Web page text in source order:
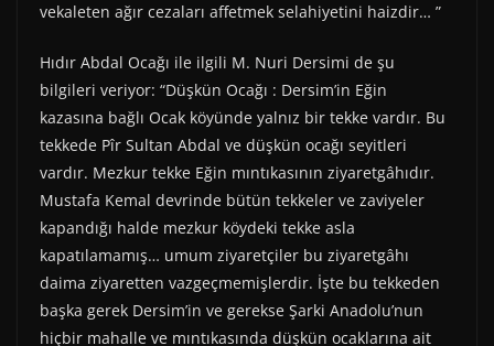
vekaleten ağır cezaları affetmek selahiyetini haizdir… ”
Hıdır Abdal Ocağı ile ilgili M. Nuri Dersimi de şu
bilgileri veriyor: “Düşkün Ocağı : Dersim’in Eğin
kazasına bağlı Ocak köyünde yalnız bir tekke vardır. Bu
tekkede Pîr Sultan Abdal ve düşkün ocağı seyitleri
vardır. Mezkur tekke Eğin mıntıkasının ziyaretgâhıdır.
Mustafa Kemal devrinde bütün tekkeler ve zaviyeler
kapandığı halde mezkur köydeki tekke asla
kapatılamamış… umum ziyaretçiler bu ziyaretgâhı
daima ziyaretten vazgeçmemişlerdir. İşte bu tekkeden
başka gerek Dersim’in ve gerekse Şarki Anadolu’nun
hiçbir mahalle ve mıntıkasında düşkün ocaklarına ait